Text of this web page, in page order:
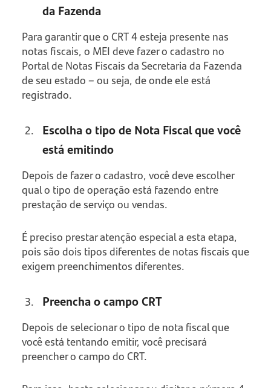
da Fazenda
Para garantir que o CRT 4 esteja presente nas
notas fiscais, o MEI deve fazer o cadastro no
Portal de Notas Fiscais da Secretaria da Fazenda
de seu estado – ou seja, de onde ele está
registrado.
Escolha o tipo de Nota Fiscal que você
está emitindo
Depois de fazer o cadastro, você deve escolher
qual o tipo de operação está fazendo entre
prestação de serviço ou vendas.
É preciso prestar atenção especial a esta etapa,
pois são dois tipos diferentes de notas fiscais que
exigem preenchimentos diferentes.
Preencha o campo CRT
Depois de selecionar o tipo de nota fiscal que
você está tentando emitir, você precisará
preencher o campo do CRT.